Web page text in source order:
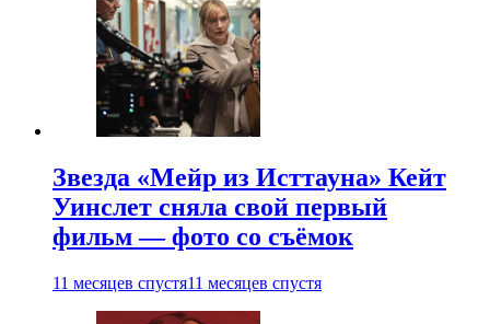
Звезда «Мейр из Исттауна» Кейт
Уинслет сняла свой первый
фильм — фото со съёмок
11 месяцев спустя11 месяцев спустя